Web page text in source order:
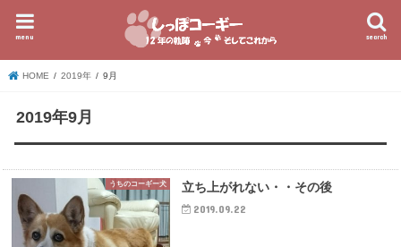
search
menu
HOME 2019年 9月
2019年9月
うちのコーギー犬 立ち上がれない・・その後
2019.09.22